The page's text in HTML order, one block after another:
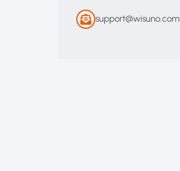
support@wisuno.com